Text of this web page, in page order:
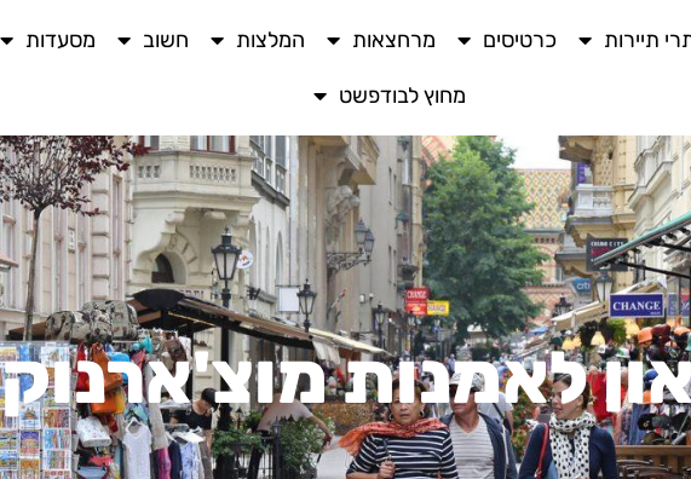
תיירות כרטיסים מרחצאות המלצות חשוב מסעדות
מחוץ לבודפשט
לאמנות מוצ'ארנוק